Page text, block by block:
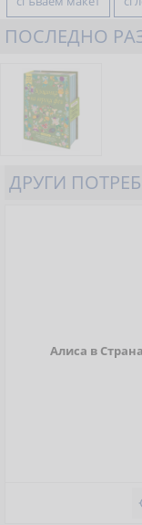
ПОСЛЕДНО
ДРУГИ
Алиса в